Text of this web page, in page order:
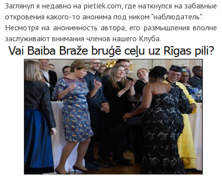
Заглянул я недавно на pietiek.com, где наткнулся на забавные
откровения какого-то анонима под ником "наблюдатель".
Несмотря на анонимность автора, его размышления вполне
заслуживают внимания членов нашего Клуба.